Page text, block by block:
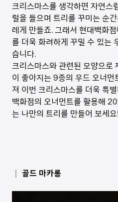
크리스마스를 생각하면 자연스
럴을 들으며 트리를 꾸미는 순
레게 만들죠. 그래서 현대백화
를 더욱 화려하게 꾸밀 수 있는
습니다.
크리스마스와 관련된 모양으로
이 좋아지는 9종의 우드 오너먼
져 이번 크리스마스를 더욱 특
백화점의 오너먼트를 활용해
는 나만의 트리를 만들어 보세요!
│ 골드 마카롱